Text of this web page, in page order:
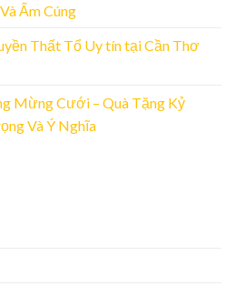
Ấm Cúng
Thất Tổ Uy tín tại Cần Thơ
Mừng Cưới – Quà Tặng Kỷ
Và Ý Nghĩa